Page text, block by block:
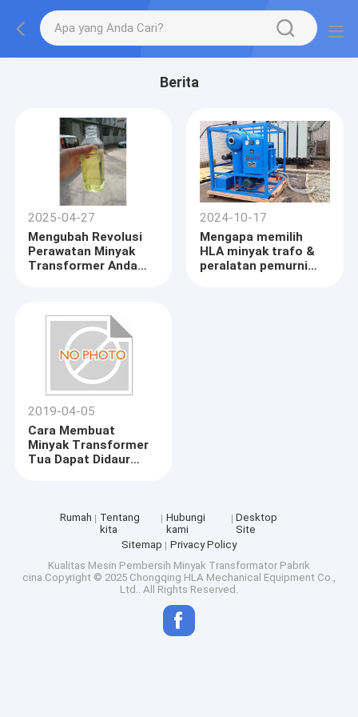
Berita
2025-04-27
Mengubah Revolusi
Perawatan Minyak
Transformer Anda
2024-10-17
Mengapa memilih
HLA minyak trafo &
peralatan pemurni
2019-04-05
Cara Membuat
Minyak Transformer
Tua Dapat Didaur
Rumah
Tentang
kita
Hubungi
kami
Desktop
Site
Sitemap
Privacy Policy
Kualitas Mesin Pembersih Minyak Transformator Pabrik
cina.Copyright © 2025 Chongqing HLA Mechanical Equipment Co.,
Ltd.. All Rights Reserved.